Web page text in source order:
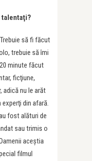
talentaţi?
să fi făcut
trebuie să îmi
minute făcut
ficţiune,
adică nu le arăt
din afară.
fost alături de
sau trimis o
aceştia
filmul